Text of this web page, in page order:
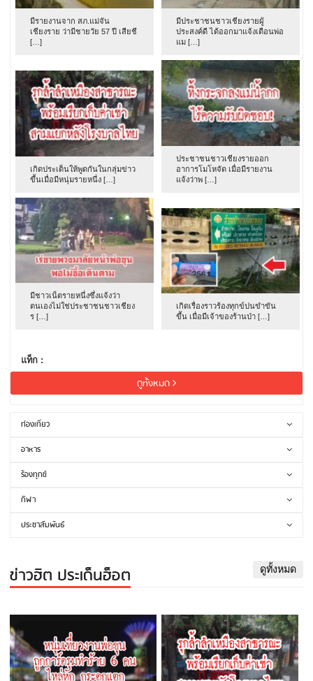
มีรายงานจาก สภ.แม่จัน
เชียงราย ว่ามีชายวัย 57 ปี เสียชี
[…]
มีประชาชนชาวเชียงรายผู้
ประสงค์ดี ได้ออกมาแจ้งเตือนพ่อ
แม […]
เกิดประเด็นให้พูดกันในกลุ่มข่าว
ขึ้นเมื่อมีหนุ่มรายหนึ่ง […]
ประชาชนชาวเชียงรายออก
อาการโมโหจัด เมื่อมีรายงาน
แจ้งว่าพ […]
มีชาวเน็ตรายหนึ่งซึ่งแจ้งว่า
ตนเองไม่ใช่ประชาชนชาวเชียง
ร […]
เกิดเรื่องราวร้องทุกข์ปนขำขัน
ขึ้น เมื่อมีเจ้าของร้านป่า […]
แท็ก :
ดูทั้งหมด
ท่องเที่ยว
อาหาร
ร้องทุกข์
กีฬา
ประชาสัมพันธ์
ข่าวฮิต ประเด็นฮ็อต ดูทั้งหมด